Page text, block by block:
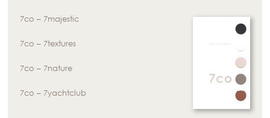
7co – 7majestic
7co – 7textures
7co – 7nature
7co – 7yachtclub